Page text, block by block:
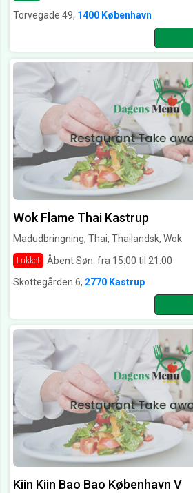
Torvegade 49, 1400 København
Wok Flame Thai Kastrup
Madudbringning, Thai, Thailandsk, Wok
Lukket Åbent Søn. fra 15:00 til 21:00
Skottegården 6, 2770 Kastrup
Kiin Kiin Bao Bao København V